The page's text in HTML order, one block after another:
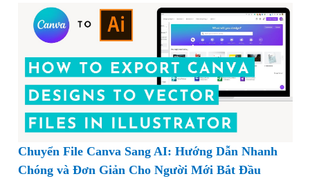
Chuyển File Canva Sang AI: Hướng Dẫn Nhanh
Chóng và Đơn Giản Cho Người Mới Bắt Đầu